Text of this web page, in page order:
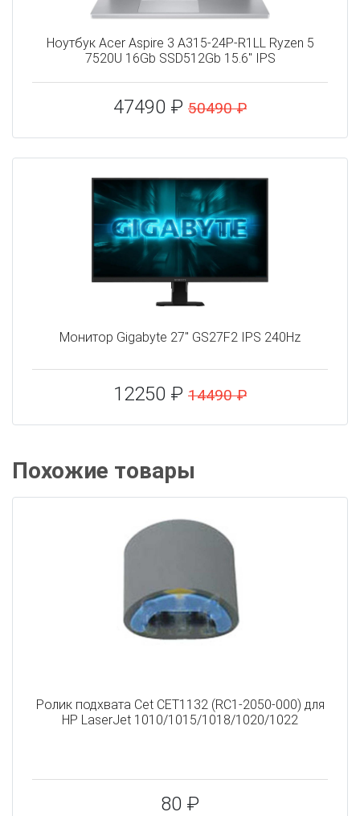
Ноутбук Acer Aspire 3 A315-24P-R1LL Ryzen 5
7520U 16Gb SSD512Gb 15.6" IPS
47490 ₽ 50490 ₽
Монитор Gigabyte 27" GS27F2 IPS 240Hz
12250 ₽ 14490 ₽
Похожие товары
Ролик подхвата Cet CET1132 (RC1-2050-000) для
HP LaserJet 1010/1015/1018/1020/1022
80 ₽